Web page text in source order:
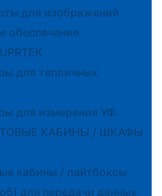
для изображений
обеспечение
для тепличных
для измерения УФ
КАБИНЫ / ШКАФЫ
кабины / лайтбоксы
для передачи данных